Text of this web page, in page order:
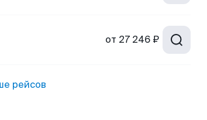
от 27 246 ₽
рейсов